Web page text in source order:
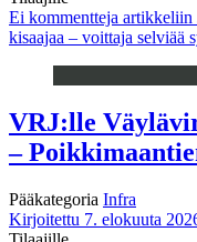
Ei kommentteja artikkeliin
kisaajaa – voittaja selviää
VRJ:lle
–
Pääkategoria Infra
Kirjoitettu 7. elokuuta